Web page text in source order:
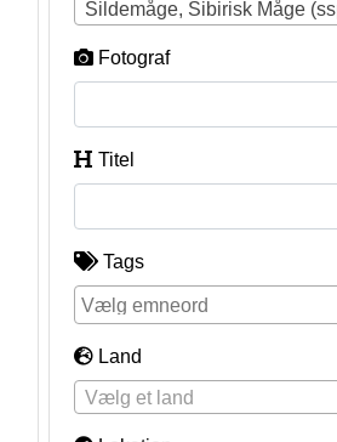
Fotograf
Titel
Tags
Land
Vælg et land